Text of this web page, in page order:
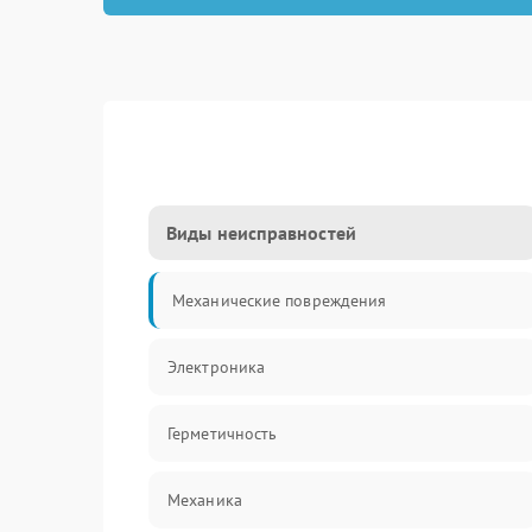
Виды неисправностей
Механические повреждения
Электроника
Герметичность
Механика